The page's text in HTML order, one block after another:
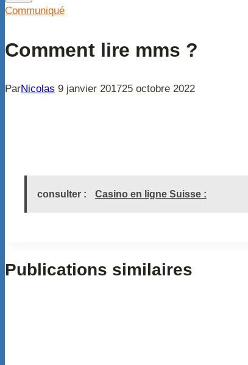
Communiqué
Comment lire mms ?
ParNicolas 9 janvier 201725 octobre 2022
consulter : Casino en ligne Suisse :
Publications similaires